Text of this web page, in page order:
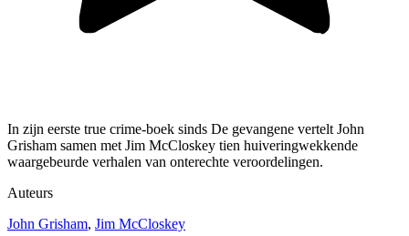
In zijn eerste true crime-boek sinds De gevangene vertelt John
Grisham samen met Jim McCloskey tien huiveringwekkende
waargebeurde verhalen van onterechte veroordelingen.
Auteurs
John Grisham, Jim McCloskey